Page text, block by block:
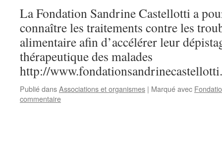
La Fondation Sandrine Castellotti a
connaître les traitements contre les
alimentaire afin d’accélérer leur
thérapeutique des malades
http://
Publié dansAssociations et organismes | Marqué avec
commentaire